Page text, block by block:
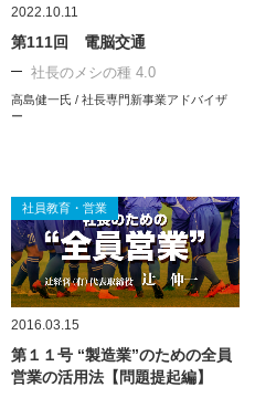
2022.10.11
第111回 電脳交通
社長のメシの種 4.0
高島健一氏 / 社長専門新事業アドバイザ
ー
社員教育・営業
2016.03.15
第１１号 “製造業”のための全員
営業の活用法【問題提起編】